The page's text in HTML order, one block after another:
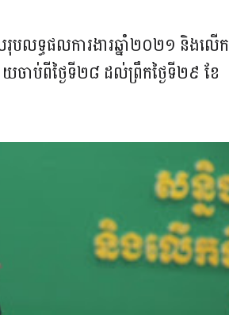
រុបលទ្ធផលការងារឆ្នាំ២០២១ និងលើក
ចាប់ពីថ្ងៃទី២៨ ដល់ព្រឹកថ្ងៃទី២៩ ខែ